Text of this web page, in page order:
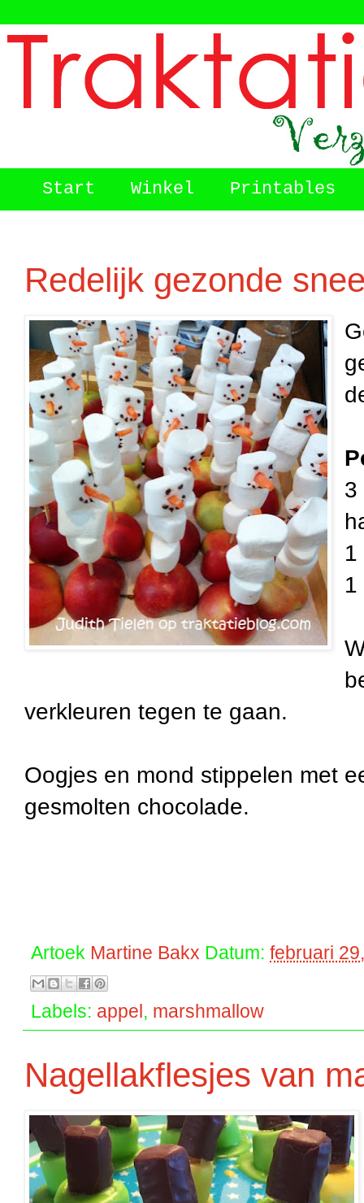
Start Winkel Printables
Redelijk gezonde
3
1
1
verkleuren tegen te gaan.
Oogjes en mond stippelen met
gesmolten chocolade.
Artoek Martine Bakx Datum: februari
Labels: appel, marshmallow
Nagellakflesjes van